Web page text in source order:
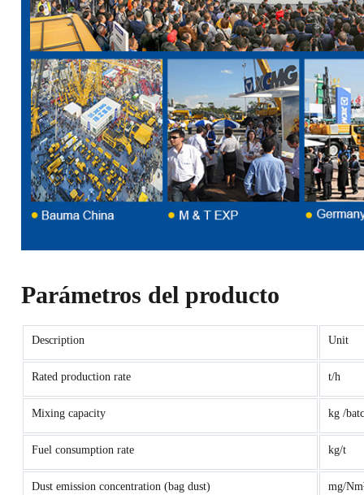
Parámetros del producto
Description Unit
Rated production rate t/h
Mixing capacity kg /
Fuel consumption rate kg/t
Dust emission concentration (bag dust) mg/